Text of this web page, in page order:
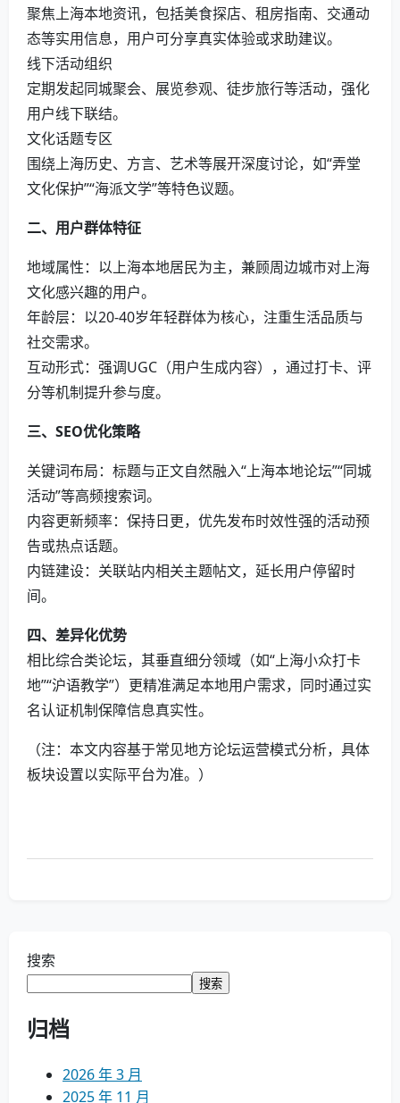
聚焦上海本地资讯，包括美食探店、租房指南、交通动
态等实用信息，用户可分享真实体验或求助建议。
线下活动组织‌
定期发起同城聚会、展览参观、徒步旅行等活动，强化
用户线下联结。
文化话题专区‌
围绕上海历史、方言、艺术等展开深度讨论，如“弄堂
文化保护”“海派文学”等特色议题。
二、用户群体特征
地域属性‌：以上海本地居民为主，兼顾周边城市对上海
文化感兴趣的用户。
年龄层‌：以20-40岁年轻群体为核心，注重生活品质与
社交需求。
互动形式‌：强调UGC（用户生成内容），通过打卡、评
分等机制提升参与度。
三、SEO优化策略
关键词布局‌：标题与正文自然融入“上海本地论坛”“同城
活动”等高频搜索词。
内容更新频率‌：保持日更，优先发布时效性强的活动预
告或热点话题。
内链建设‌：关联站内相关主题帖文，延长用户停留时
间。
四、差异化优势
相比综合类论坛，其垂直细分领域（如“上海小众打卡
地”“沪语教学”）更精准满足本地用户需求，同时通过实
名认证机制保障信息真实性。
（注：本文内容基于常见地方论坛运营模式分析，具体
板块设置以实际平台为准。）
搜索
搜索
归档
2026 年 3 月
2025 年 11 月